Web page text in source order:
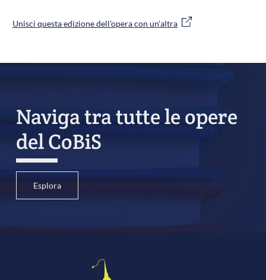
Unisci questa edizione dell'opera con un'altra
Naviga tra tutte le opere
del CoBiS
Esplora